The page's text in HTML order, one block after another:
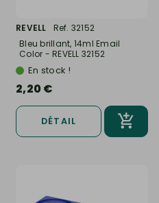
REVELL
Ref. 32152
Bleu brillant, 14ml Email
Color - REVELL 32152
En stock !
2,20 €
DÉTAIL